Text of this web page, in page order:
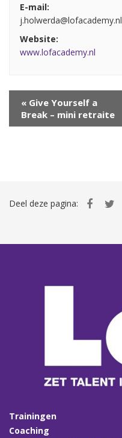
E-mail:
j.holwerda@lofacademy.nl
Website:
www.lofacademy.nl
E
n
a
g
« Give Yourself a
Break – mini retraite
Deel deze pagina:
Trainingen
Coaching